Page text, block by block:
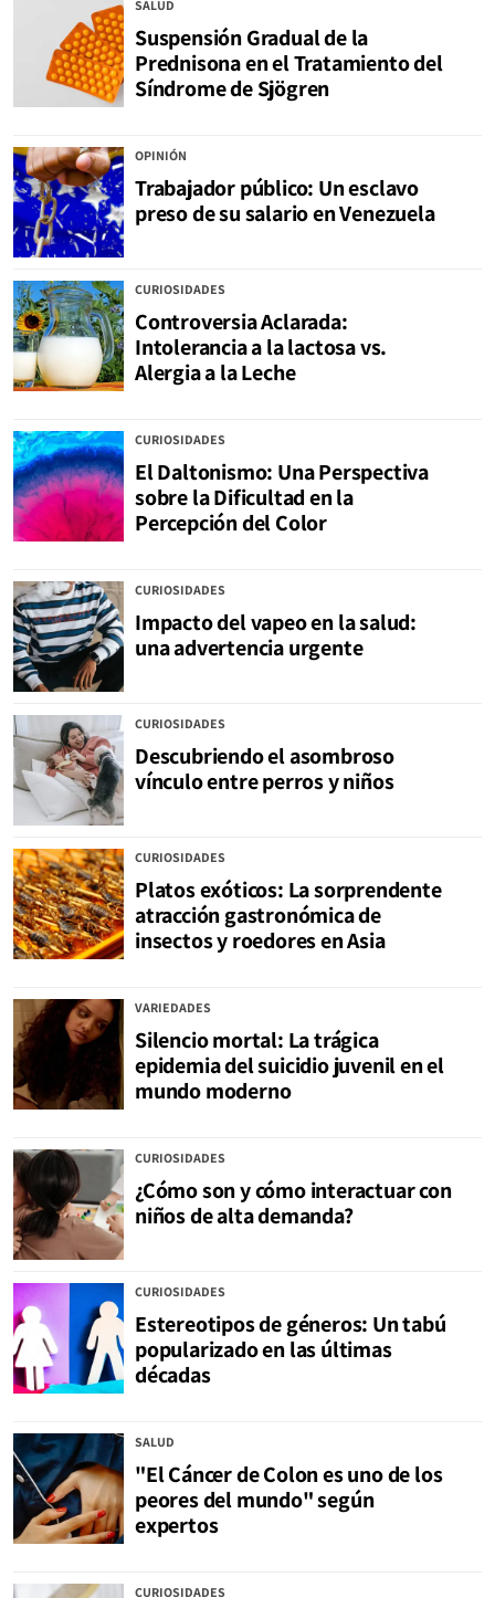
SALUD
Suspensión Gradual de la
Prednisona en el Tratamiento del
Síndrome de Sjögren
OPINIÓN
Trabajador público: Un esclavo
preso de su salario en Venezuela
CURIOSIDADES
Controversia Aclarada:
Intolerancia a la lactosa vs.
Alergia a la Leche
CURIOSIDADES
El Daltonismo: Una Perspectiva
sobre la Dificultad en la
Percepción del Color
CURIOSIDADES
Impacto del vapeo en la salud:
una advertencia urgente
CURIOSIDADES
Descubriendo el asombroso
vínculo entre perros y niños
CURIOSIDADES
Platos exóticos: La sorprendente
atracción gastronómica de
insectos y roedores en Asia
VARIEDADES
Silencio mortal: La trágica
epidemia del suicidio juvenil en el
mundo moderno
CURIOSIDADES
¿Cómo son y cómo interactuar con
niños de alta demanda?
CURIOSIDADES
Estereotipos de géneros: Un tabú
popularizado en las últimas
décadas
SALUD
"El Cáncer de Colon es uno de los
peores del mundo" según
expertos
CURIOSIDADES